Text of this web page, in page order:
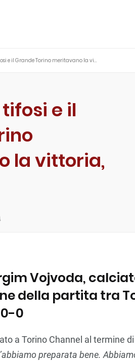
e il Grande Torino meritavano la vi…
e il
la vittoria,
Vojvoda,
della partita tra
0
a Torino Channel al termine
preparata bene.